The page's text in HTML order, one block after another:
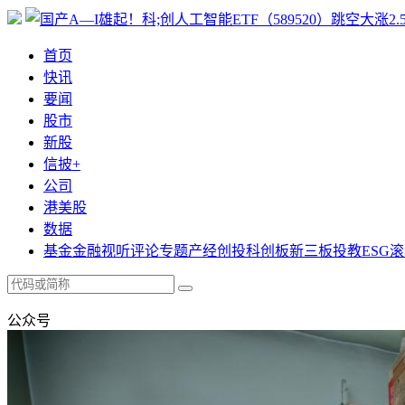
首页
快讯
要闻
股市
新股
信披+
公司
港美股
数据
基金金融视听评论专题产经创投科创板新三板投教ESG
公众号